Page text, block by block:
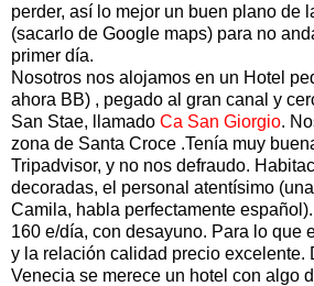
perder, así lo mejor un buen plano de
(sacarlo de Google maps) para no
primer día.
Nosotros nos alojamos en un Hotel
ahora BB) , pegado al gran canal y
San Stae, llamado Ca San Giorgio.
zona de Santa Croce .Tenía muy
Tripadvisor, y no nos defraudo.
decoradas, el personal atentísimo
Camila, habla perfectamente
160 e/día, con desayuno. Para lo que
y la relación calidad precio excelente.
Venecia se merece un hotel con algo